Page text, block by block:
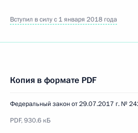
Вступил в силу с 1 января 2018 года
Копия в формате PDF
Федеральный закон от 29.07.2017 г. №
PDF, 930.6 кБ